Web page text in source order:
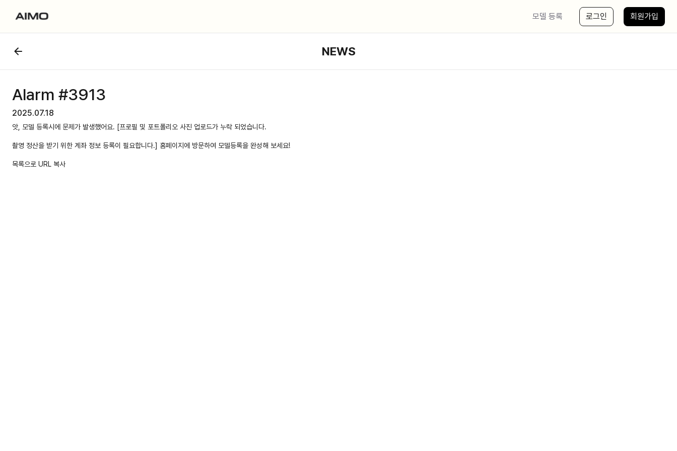
모델 등록 로그인 회원가입
NEWS
Alarm #3913
2025.07.18
앗, 모델 등록시에 문제가 발생했어요. [프로필 및 포트폴리오 사진 업로드가 누락 되었습니다.
촬영 정산을 받기 위한 계좌 정보 등록이 필요합니다.] 홈페이지에 방문하여 모델등록을 완성해 보세요!
목록으로 URL 복사